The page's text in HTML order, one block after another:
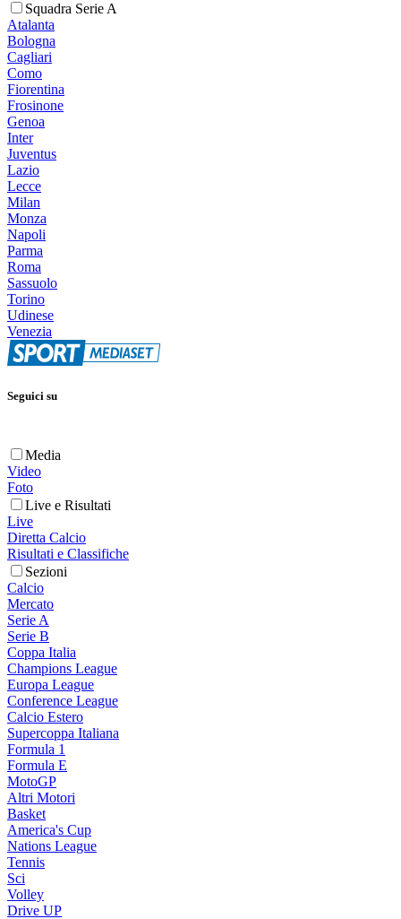
Squadra Serie A
Atalanta
Bologna
Cagliari
Como
Fiorentina
Frosinone
Genoa
Inter
Juventus
Lazio
Lecce
Milan
Monza
Napoli
Parma
Roma
Sassuolo
Torino
Udinese
Venezia
Seguici su
Media
Video
Foto
Live e Risultati
Live
Diretta Calcio
Risultati e Classifiche
Sezioni
Calcio
Mercato
Serie A
Serie B
Coppa Italia
Champions League
Europa League
Conference League
Calcio Estero
Supercoppa Italiana
Formula 1
Formula E
MotoGP
Altri Motori
Basket
America's Cup
Nations League
Tennis
Sci
Volley
Drive UP